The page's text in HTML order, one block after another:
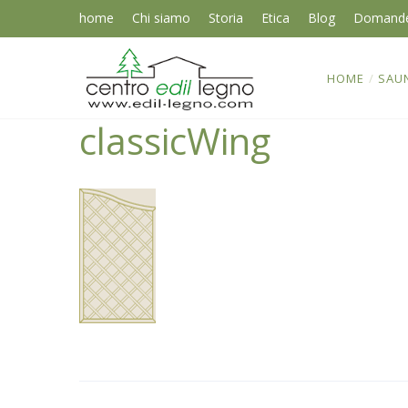
home Chi siamo Storia Etica Blog
HOME /
classicWing